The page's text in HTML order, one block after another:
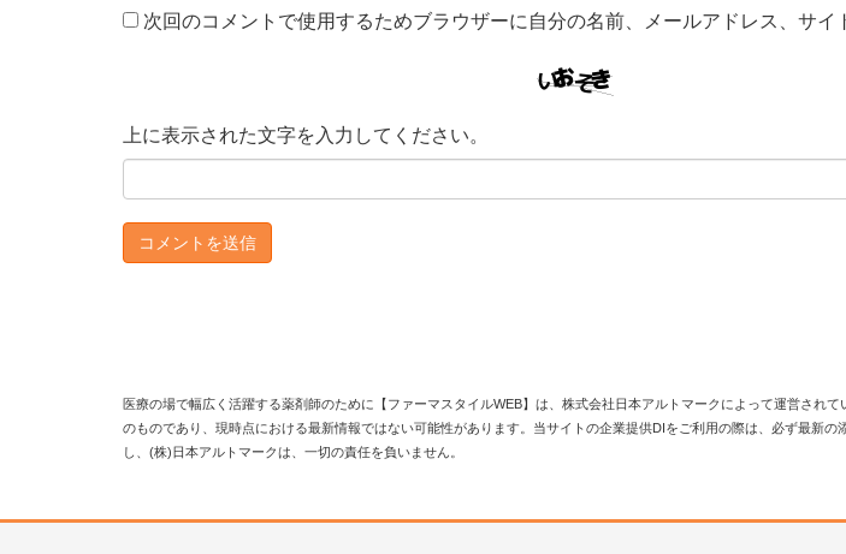
次回のコメントで使用するためブラウザーに自分の名前、メールアドレス、サイ
上に表示された文字を入力してください。
医療の場で幅広く活躍する薬剤師のために【ファーマスタイルWEB】は、株式会社日本アルトマークによって運営さ
のものであり、現時点における最新情報ではない可能性があります。当サイトの企業提供DIをご利用の際は、必ず最新
し、(株)日本アルトマークは、一切の責任を負いません。